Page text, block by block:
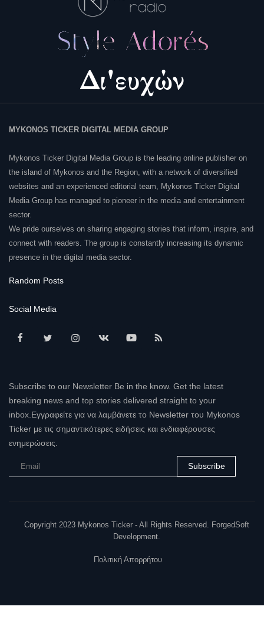
MYKONOS TICKER DIGITAL MEDIA GROUP
Mykonos Ticker Digital Media Group is the leading online publisher on
the island of Mykonos and the Region, with a network of diversified
websites and an experienced editorial team, Mykonos Ticker Digital
Media Group has managed to pioneer in the media and entertainment
sector.
We pride ourselves on sharing engaging stories that inform, inspire, and
connect with readers. The group is constantly increasing its dynamic
presence in the digital media sector.
Random Posts
Social Media
Subscribe to our Newsletter Be in the know. Get the latest
breaking news and top stories delivered straight to your
inbox.Εγγραφείτε για να λαμβάνετε το Newsletter του Mykonos
Ticker με τις σημαντικότερες ειδήσεις και ενδιαφέρουσες
ενημερώσεις.
Subscribe
Copyright 2023 Mykonos Ticker - All Rights Reserved. ForgedSoft
Development.
Πολιτική Απορρήτου